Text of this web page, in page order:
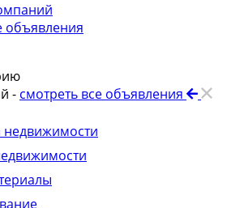
объявления
- смотреть все объявления